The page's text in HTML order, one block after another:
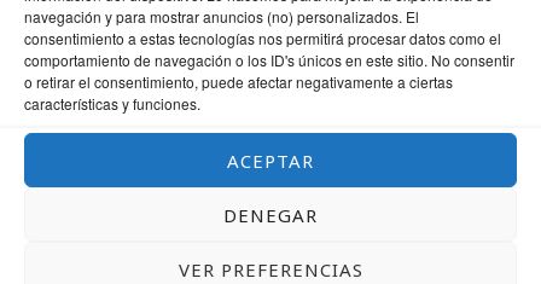
navegación y para mostrar anuncios (no) personalizados. El
consentimiento a estas tecnologías nos permitirá procesar datos como el
comportamiento de navegación o los ID's únicos en este sitio. No consentir
o retirar el consentimiento, puede afectar negativamente a ciertas
características y funciones.
ACEPTAR
DENEGAR
VER PREFERENCIAS